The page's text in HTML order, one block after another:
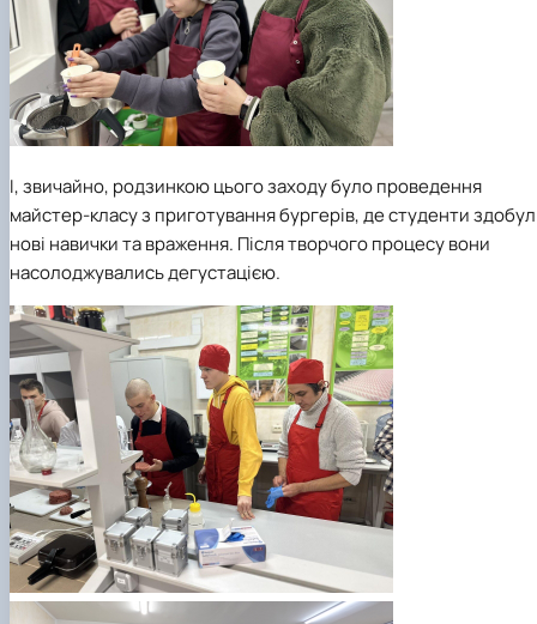
І, звичайно, родзинкою цього заходу було проведення
майстер-класу з приготування бургерів, де студенти
нові навички та враження. Після творчого процесу вони
насолоджувались дегустацією.